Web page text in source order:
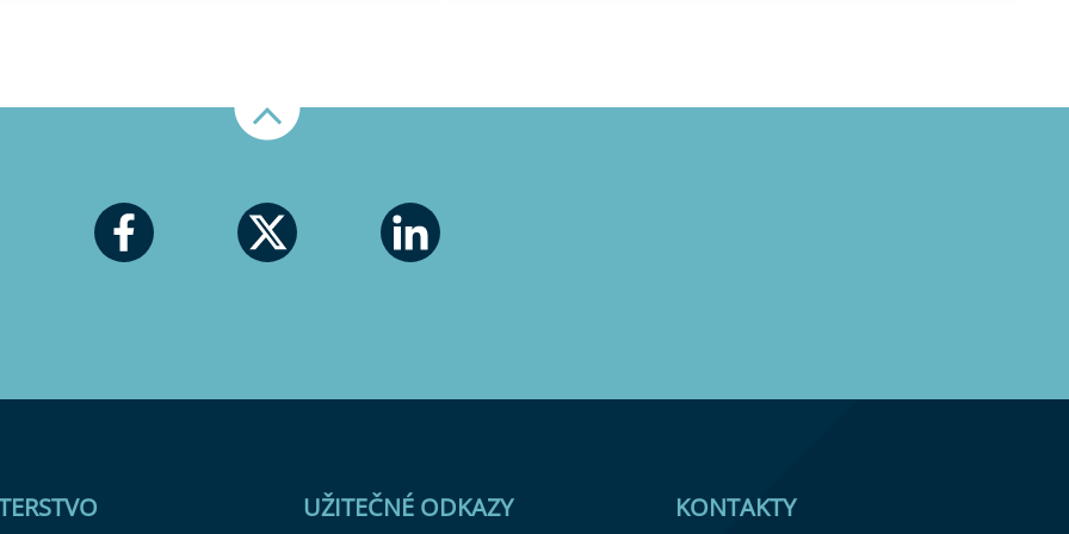
UŽITEČNÉ ODKAZY KONTAKTY